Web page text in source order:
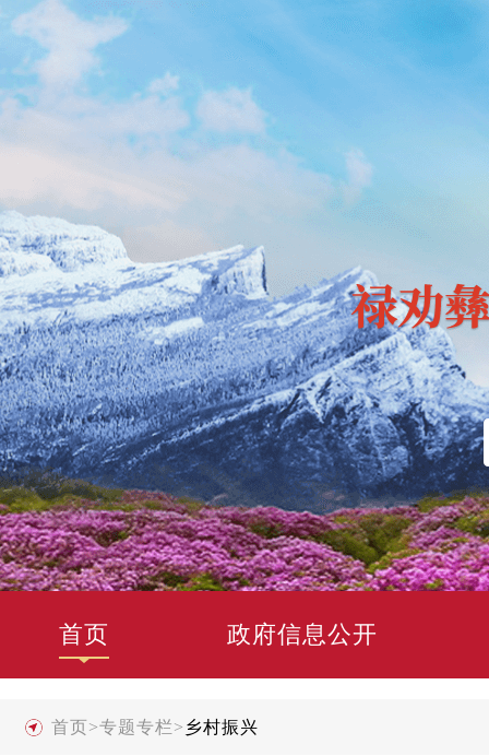
首页 政府信息公开
首页>专题专栏> 乡村振兴